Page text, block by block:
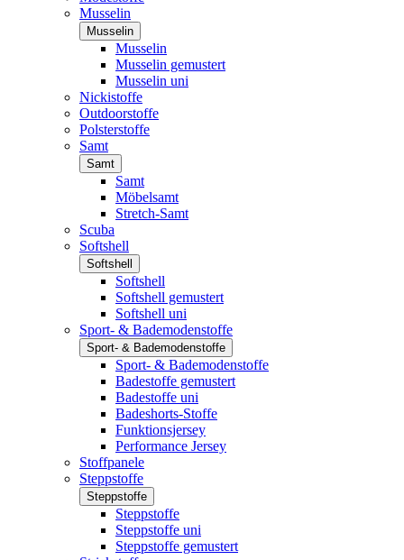
Musselin
Musselin
Musselin
Musselin gemustert
Musselin uni
Nickistoffe
Outdoorstoffe
Polsterstoffe
Samt
Samt
Samt
Möbelsamt
Stretch-Samt
Scuba
Softshell
Softshell
Softshell
Softshell gemustert
Softshell uni
Sport- & Bademodenstoffe
Sport- & Bademodenstoffe
Sport- & Bademodenstoffe
Badestoffe gemustert
Badestoffe uni
Badeshorts-Stoffe
Funktionsjersey
Performance Jersey
Stoffpanele
Steppstoffe
Steppstoffe
Steppstoffe
Steppstoffe uni
Steppstoffe gemustert